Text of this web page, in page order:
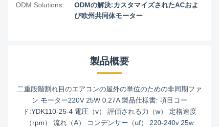
ODM Solutions:
ODMの解決:カスタマイズされたACおよ
び欧州共同体モーター
製品概要
二重段階割れ目のエアコンの屋外の単位のための非同期ファ
ン モーター220V 25W 0.27A 製品仕様書: 項目コー
ド:YDK110-25-4 電圧（v） 評価される力（w） 定格速度
（rpm） 流れ（A） コンデンサー（uf） 220-240v 25w